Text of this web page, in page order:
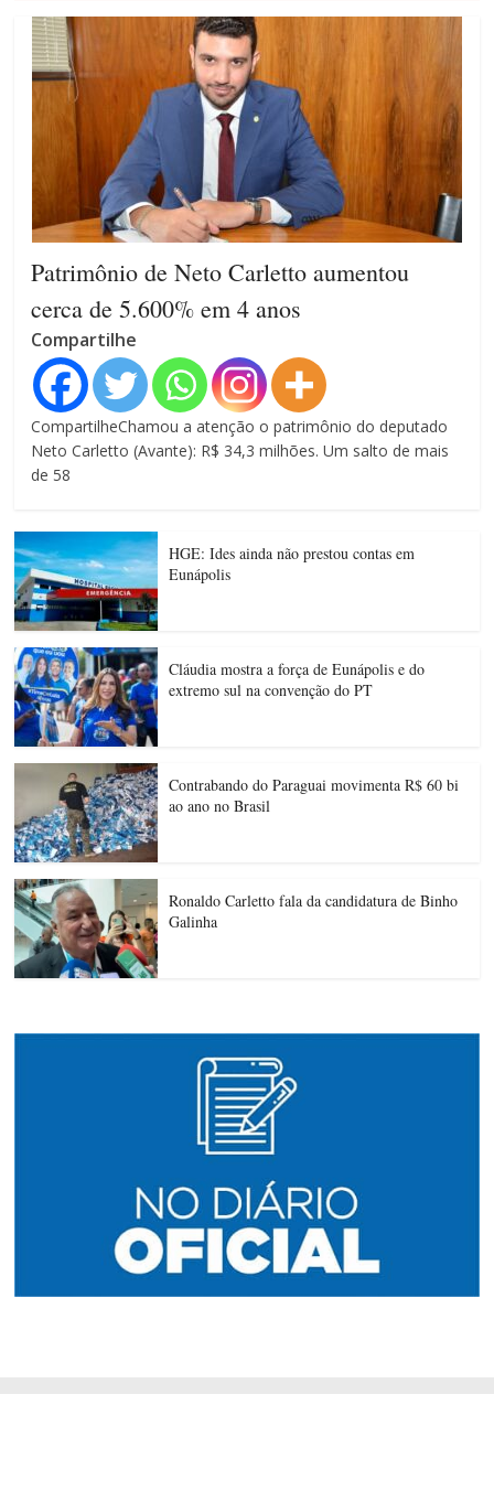
Patrimônio de Neto Carletto aumentou
cerca de 5.600% em 4 anos
Compartilhe
CompartilheChamou a atenção o patrimônio do deputado
Neto Carletto (Avante): R$ 34,3 milhões. Um salto de mais
de 58
HGE: Ides ainda não prestou contas em
Eunápolis
Cláudia mostra a força de Eunápolis e do
extremo sul na convenção do PT
Contrabando do Paraguai movimenta R$ 60 bi
ao ano no Brasil
Ronaldo Carletto fala da candidatura de Binho
Galinha